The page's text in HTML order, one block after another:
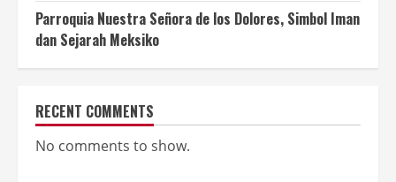
Parroquia Nuestra Señora de los Dolores, Simbol Iman
dan Sejarah Meksiko
RECENT COMMENTS
No comments to show.